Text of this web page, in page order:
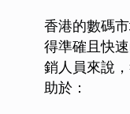
香港的數碼
得準確且快
銷人員來說
助於：